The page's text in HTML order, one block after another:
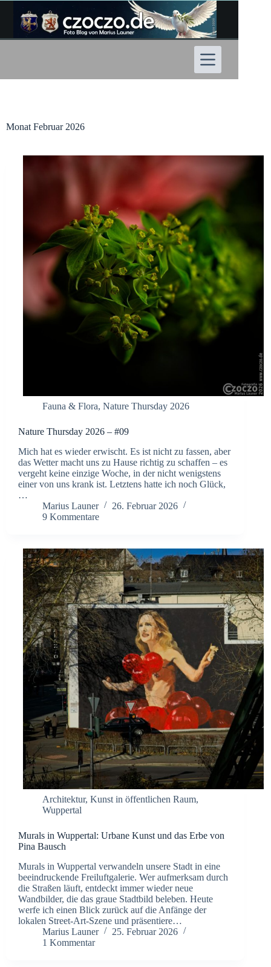
Inhalt
springen
Monat Februar 2026
Fauna & Flora, Nature Thursday 2026
Nature Thursday 2026 – #09
Mich hat es wieder erwischt. Es ist nicht zu fassen, aber
das Wetter macht uns zu Hause richtig zu schaffen – es
vergeht keine einzige Woche, in der nicht wenigstens
einer von uns krank ist. Letztens hatte ich noch Glück,
…
Marius Launer
26. Februar 2026
9 Kommentare
Architektur, Kunst in öffentlichen Raum,
Wuppertal
Murals in Wuppertal: Urbane Kunst und das Erbe von
Pina Bausch
Murals in Wuppertal verwandeln unsere Stadt in eine
beeindruckende Freiluftgalerie. Wer aufmerksam durch
die Straßen läuft, entdeckt immer wieder neue
Wandbilder, die das graue Stadtbild beleben. Heute
werfe ich einen Blick zurück auf die Anfänge der
lokalen Street-Art-Szene und präsentiere…
Marius Launer
25. Februar 2026
1 Kommentar